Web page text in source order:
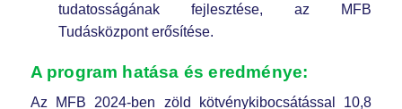
tudatosságának fejlesztése, az MFB
Tudásközpont erősítése.
A program hatása és eredménye:
Az MFB 2024-ben zöld kötvénykibocsátással 10,8